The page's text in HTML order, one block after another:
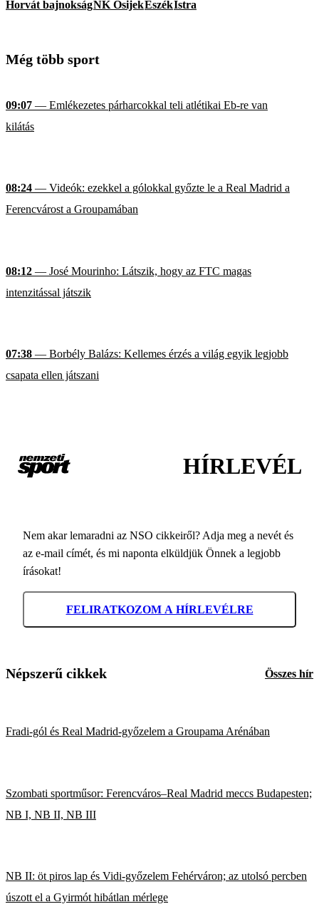
Horvát bajnokságNK OsijekEszékIstra
Még több sport
09:07 — Emlékezetes párharcokkal teli atlétikai Eb-re van
kilátás
08:24 — Videók: ezekkel a gólokkal győzte le a Real Madrid a
Ferencvárost a Groupamában
08:12 — José Mourinho: Látszik, hogy az FTC magas
intenzitással játszik
07:38 — Borbély Balázs: Kellemes érzés a világ egyik legjobb
csapata ellen játszani
HÍRLEVÉL
Nem akar lemaradni az NSO cikkeiről? Adja meg a nevét és
az e-mail címét, és mi naponta elküldjük Önnek a legjobb
írásokat!
FELIRATKOZOM A HÍRLEVÉLRE
Népszerű cikkek Összes hír
Fradi-gól és Real Madrid-győzelem a Groupama Arénában
Szombati sportműsor: Ferencváros–Real Madrid meccs Budapesten;
NB I, NB II, NB III
NB II: öt piros lap és Vidi-győzelem Fehérváron; az utolsó percben
úszott el a Gyirmót hibátlan mérlege